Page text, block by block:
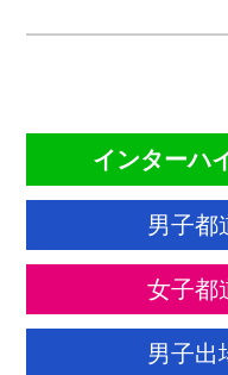
インターハ
男子都
女子都
男子出